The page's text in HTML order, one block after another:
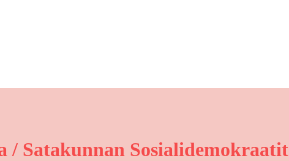
/ Satakunnan Sosialidemokraatit